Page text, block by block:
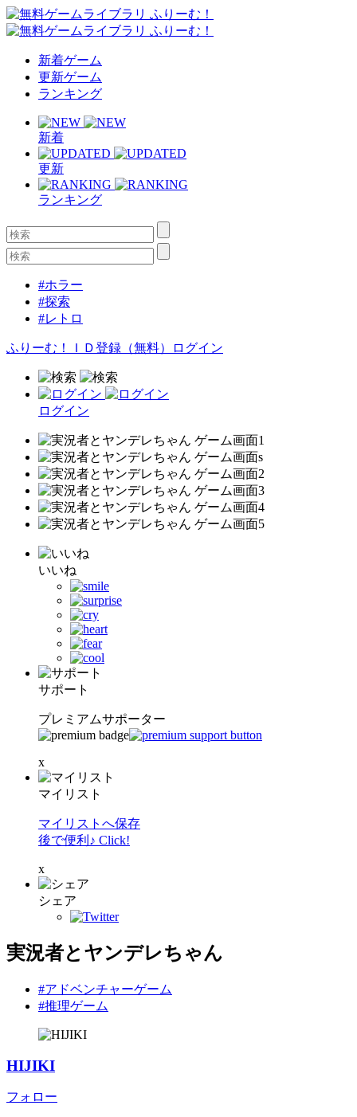
新着ゲーム
更新ゲーム
ランキング
新着
更新
ランキング
#ホラー
#探索
#レトロ
ふりーむ！ＩＤ登録（無料） ログイン
ログイン
いいね
サポート
プレミアムサポーター
x
マイリスト
マイリストへ保存
後で便利♪ Click!
x
シェア
実況者とヤンデレちゃん
#アドベンチャーゲーム
#推理ゲーム
HIJIKI
フォロー